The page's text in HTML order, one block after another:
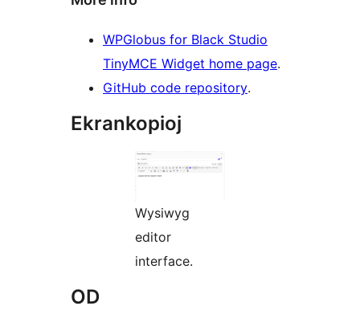
WPGlobus for Black Studio
TinyMCE Widget home page.
GitHub code repository.
Ekrankopioj
Wysiwyg
editor
interface.
OD